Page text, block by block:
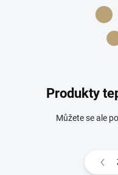
Produkty
Můžete se ale